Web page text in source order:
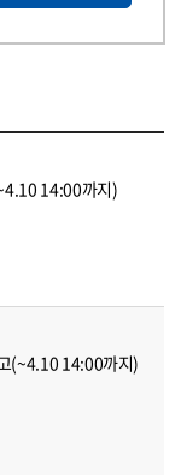
14:00까지)
(~4.10 14:00까지)